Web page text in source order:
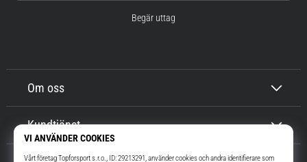
artiklar
Om oss
Kundtjänst
Begär uttag